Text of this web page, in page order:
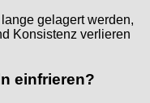
gelagert werden,
Konsistenz verlieren
einfrieren?